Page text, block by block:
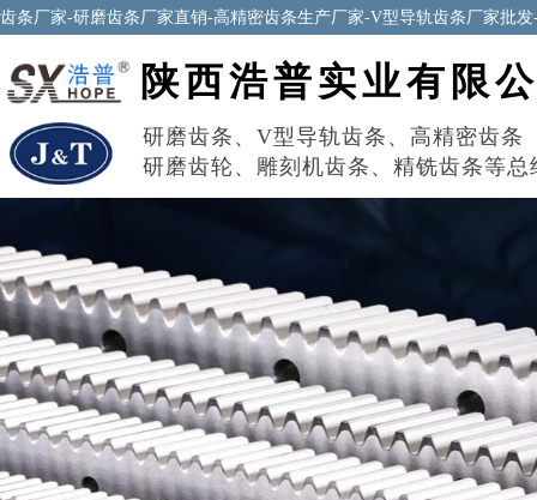
齿条厂家-研磨齿条厂家直销-高精密齿条生产厂家-V型导轨齿条厂家批
研磨齿条 、 V型导轨齿条 、 高精密齿条
研磨齿轮 、 雕刻机齿条 、 精铣齿条等总
陕西浩普实业有限